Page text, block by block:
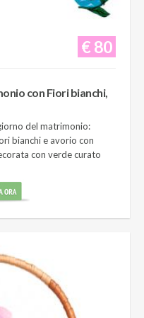
€ 80
con Fiori bianchi,
del matrimonio:
bianchi e avorio con
con verde curato